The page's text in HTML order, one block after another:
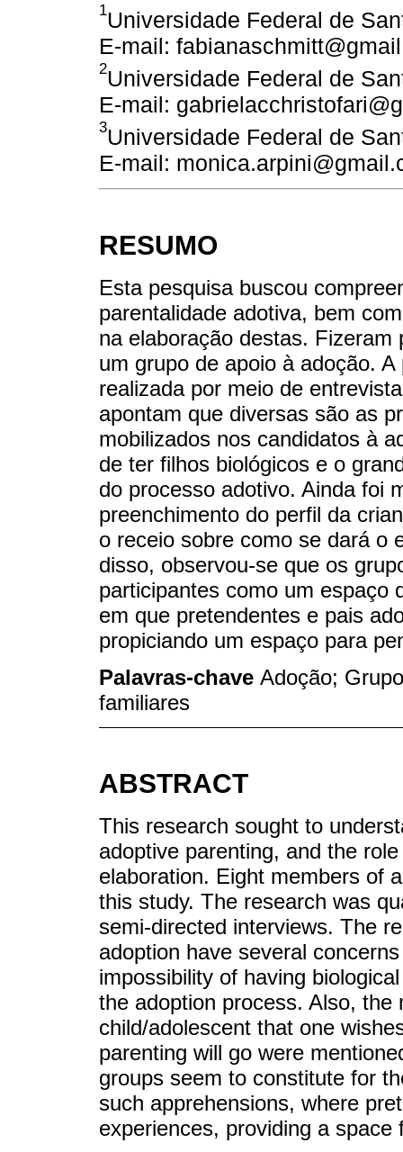
1Universidade Federal de
E-mail:
2Universidade Federal de
E-mail:
3Universidade Federal de
E-mail:
RESUMO
Esta pesquisa buscou
parentalidade adotiva, bem
na elaboração destas.
um grupo de apoio à adoção.
realizada por meio de
apontam que diversas são as
mobilizados nos candidatos à
de ter filhos biológicos e o
do processo adotivo. Ainda foi
preenchimento do perfil da
o receio sobre como se dará o
disso, observou-se que os
participantes como um espaço
em que pretendentes e pais
propiciando um espaço para
Palavras-chave Adoção;
familiares
ABSTRACT
This research sought to
adoptive parenting, and the
elaboration. Eight members of
this study. The research was
semi-directed interviews. The
adoption have several
impossibility of having
the adoption process. Also,
child/adolescent that one
parenting will go were
groups seem to constitute for
such apprehensions, where
experiences, providing a